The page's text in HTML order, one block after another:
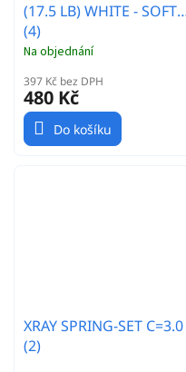
(17.5 LB) WHITE - SOFT
(4)
Na objednání
397 Kč bez DPH
480 Kč
Do košíku
XRAY SPRING-SET C=3.0
(2)